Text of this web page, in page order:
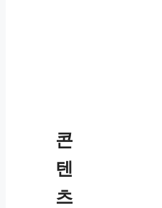
콘
텐
츠